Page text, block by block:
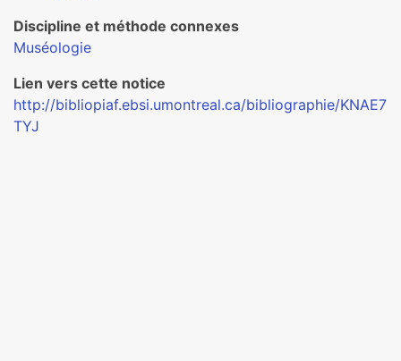
Discipline et méthode connexes
Muséologie
Lien vers cette notice
http://bibliopiaf.ebsi.umontreal.ca/bibliographie/KNAE7
TYJ